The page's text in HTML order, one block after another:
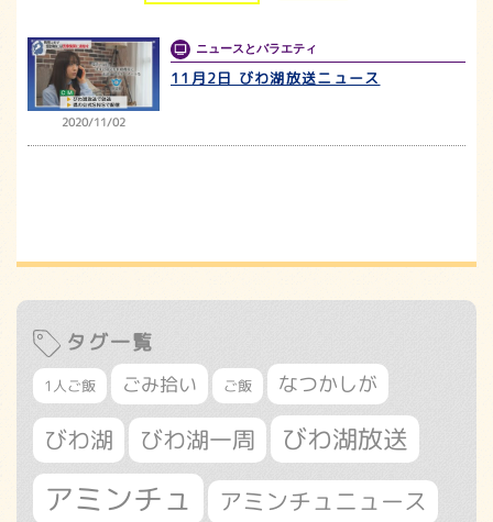
2020/11/02
ニュースとバラエティ
11月2日 びわ湖放送ニュース
タグ一覧
1人ご飯 ごみ拾い ご飯 なつかしが
びわ湖 びわ湖一周 びわ湖放送
アミンチュ アミンチュニュース